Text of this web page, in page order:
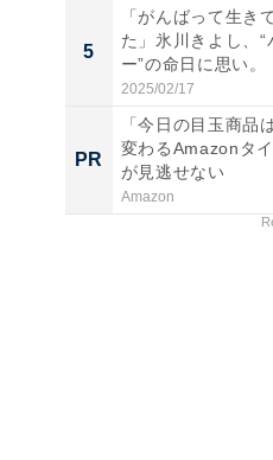
5
「がんばって生き
た」氷川きよし、“
ー”の命日に思い。
体...
2025/02/17
PR
「今日の目玉商品
変わるAmazonタ
が見逃せない
Amazon